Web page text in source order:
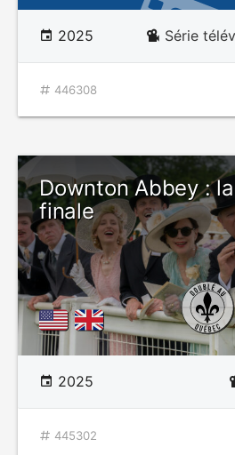
2025 Série
446308
Downton Abbey :
finale
2025
445302